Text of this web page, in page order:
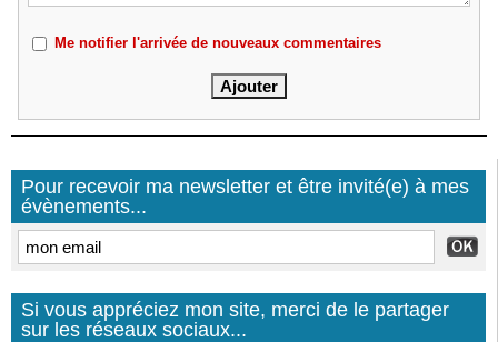
Me notifier l'arrivée de nouveaux commentaires
Pour recevoir ma newsletter et être invité(e) à mes
évènements...
Si vous appréciez mon site, merci de le partager
sur les réseaux sociaux...